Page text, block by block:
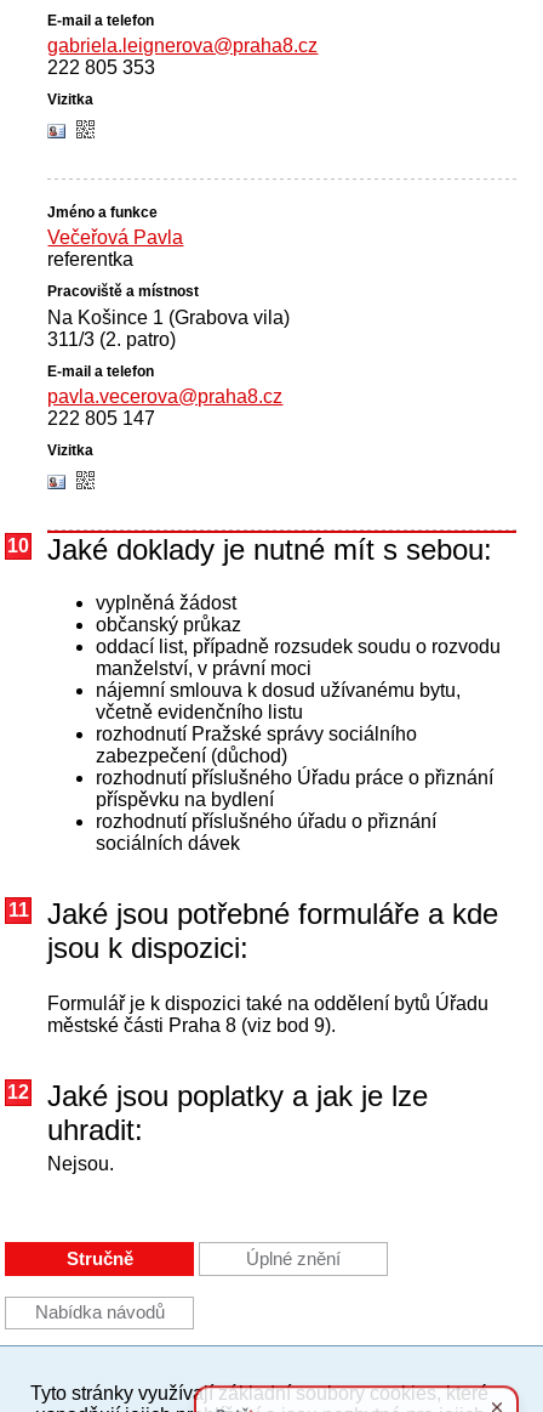
gabriela.leignerova@praha8.cz
222 805 353
Večeřová Pavla
referentka
Na Košince 1 (Grabova vila)
311/3 (2. patro)
pavla.vecerova@praha8.cz
222 805 147
10 Jaké doklady je nutné mít s sebou:
vyplněná žádost
občanský průkaz
oddací list, případně rozsudek soudu o rozvodu
manželství, v právní moci
nájemní smlouva k dosud užívanému bytu,
včetně evidenčního listu
rozhodnutí Pražské správy sociálního
zabezpečení (důchod)
rozhodnutí příslušného Úřadu práce o přiznání
příspěvku na bydlení
rozhodnutí příslušného úřadu o přiznání
sociálních dávek
11
Jaké jsou potřebné formuláře a kde
jsou k dispozici:
Formulář je k dispozici také na oddělení bytů Úřadu
městské části Praha 8 (viz bod 9).
12
Jaké jsou poplatky a jak je lze
uhradit:
Nejsou.
Stručně Úplné znění
Nabídka návodů
Tyto stránky využívají základní soubory cookies, které